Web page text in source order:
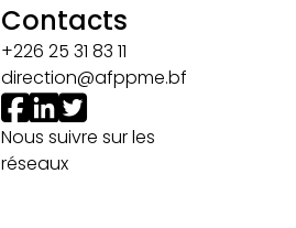
Contacts
+226 25 31 83 11
direction@afppme.bf
Nous suivre sur les
réseaux